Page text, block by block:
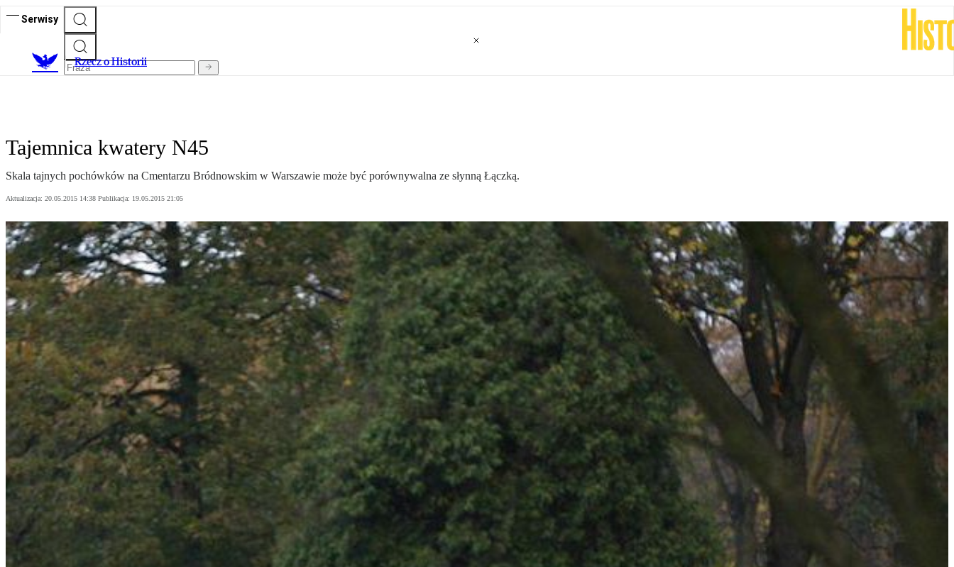
Serwisy
Rzecz o Historii
Tajemnica kwatery N45
Skala tajnych pochówków na Cmentarzu Bródnowskim w Warszawie może być porównywalna ze słynną Łączką.
Aktualizacja: 20.05.2015 14:38 Publikacja: 19.05.2015 21:05